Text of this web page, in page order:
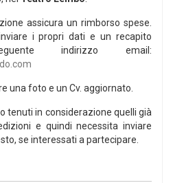
assicura un rimborso spese.
i propri dati e un recapito
indirizzo email:
una foto e un Cv. aggiornato.
tenuti in considerazione quelli già
e quindi necessita inviare
se interessati a partecipare.